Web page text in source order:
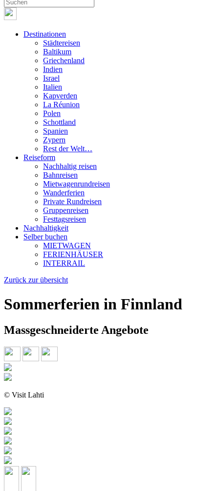
Destinationen
Städtereisen
Baltikum
Griechenland
Indien
Israel
Italien
Kapverden
La Réunion
Polen
Schottland
Spanien
Zypern
Rest der Welt…
Reiseform
Nachhaltig reisen
Bahnreisen
Mietwagenrundreisen
Wanderferien
Private Rundreisen
Gruppenreisen
Festtagsreisen
Nachhaltigkeit
Selber buchen
MIETWAGEN
FERIENHÄUSER
INTERRAIL
Zurück zur übersicht
Sommerferien in Finnland
Massgeschneiderte Angebote
© Visit Lahti